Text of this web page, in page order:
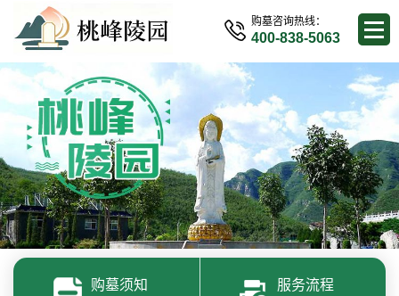
购墓咨询热线：
400-838-5063
购墓须知 服务流程